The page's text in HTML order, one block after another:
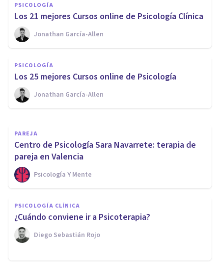
PSICOLOGÍA
Los 21 mejores Cursos online de Psicología Clínica
Jonathan García-Allen
PSICOLOGÍA
​Los 25 mejores Cursos online de Psicología
Jonathan García-Allen
PSICOLOGÍA CLÍNICA
Depresión por confinamiento:
factores que facilitan su
aparición
Tomás Santa Cecilia
PAREJA
Centro de Psicología Sara Navarrete: terapia de
pareja en Valencia
Psicología Y Mente
PSICOLOGÍA CLÍNICA
¿Cuándo conviene ir a Psicoterapia?
Diego Sebastián Rojo